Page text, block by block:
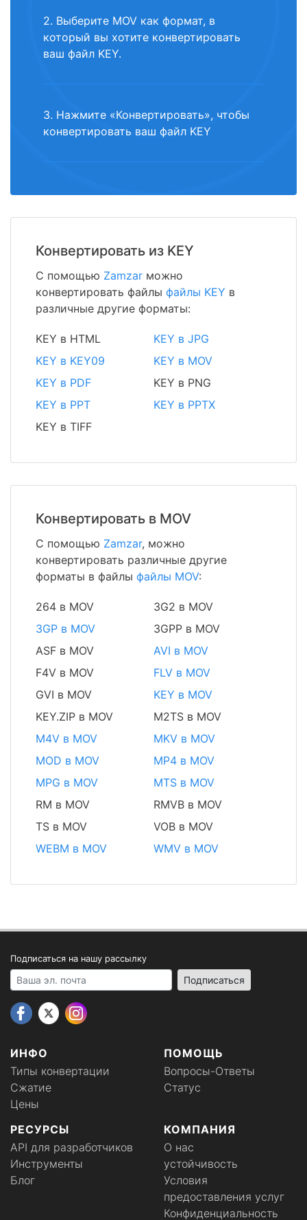
2. Выберите MOV как формат, в
который вы хотите конвертировать
ваш файл KEY.
3. Нажмите «Конвертировать», чтобы
конвертировать ваш файл KEY
Конвертировать из KEY
С помощью Zamzar можно
конвертировать файлы файлы KEY в
различные другие форматы:
KEY в HTML
KEY в JPG
KEY в KEY09
KEY в MOV
KEY в PDF
KEY в PNG
KEY в PPT
KEY в PPTX
KEY в TIFF
Конвертировать в MOV
С помощью Zamzar, можно
конвертировать различные другие
форматы в файлы файлы MOV:
264 в MOV
3G2 в MOV
3GP в MOV
3GPP в MOV
ASF в MOV
AVI в MOV
F4V в MOV
FLV в MOV
GVI в MOV
KEY в MOV
KEY.ZIP в MOV
M2TS в MOV
M4V в MOV
MKV в MOV
MOD в MOV
MP4 в MOV
MPG в MOV
MTS в MOV
RM в MOV
RMVB в MOV
TS в MOV
VOB в MOV
WEBM в MOV
WMV в MOV
ИНФО
Типы конвертации
Сжатие
Цены
ПОМОЩЬ
Вопросы-Ответы
Статус
РЕСУРСЫ
API для разработчиков
Инструменты
Блог
КОМПАНИЯ
О нас
устойчивость
Условия
предоставления услуг
Конфиденциальность
Подписаться на нашу рассылку
Your email address Подписаться